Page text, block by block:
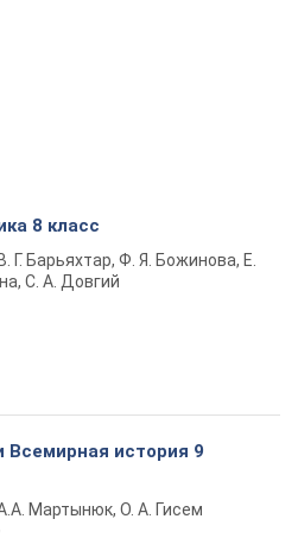
8 класс
В. Г. Барьяхтар, Ф. Я. Божинова, Е.
С. А. Довгий
Всемирная история 9
Мартынюк, О. А. Гисем